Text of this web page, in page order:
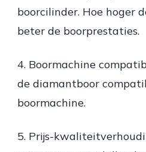
boorcilinder. Hoe hoger
beter de boorprestaties.
4. Boormachine
de diamantboor
boormachine.
5. Prijs-